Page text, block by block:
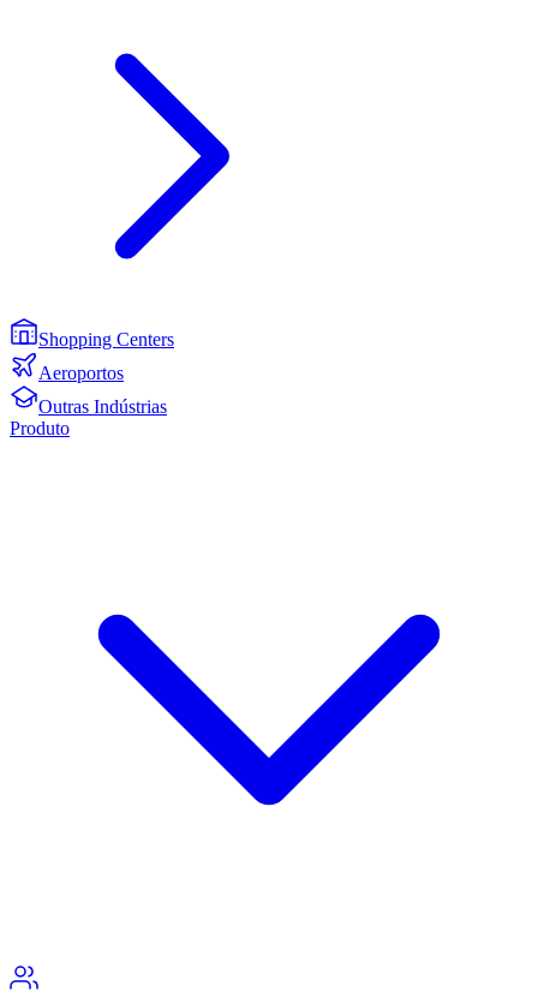
Shopping Centers
Aeroportos
Outras Indústrias
Produto